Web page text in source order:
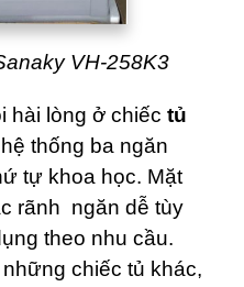
VH-258K3
hài lòng ở chiếc tủ
thống ba ngăn
tự khoa học. Mặt
rãnh ngăn dễ tùy
theo nhu cầu.
chiếc tủ khác,